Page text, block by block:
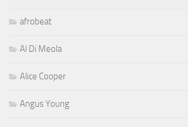
afrobeat
Al Di Meola
Alice Cooper
Angus Young